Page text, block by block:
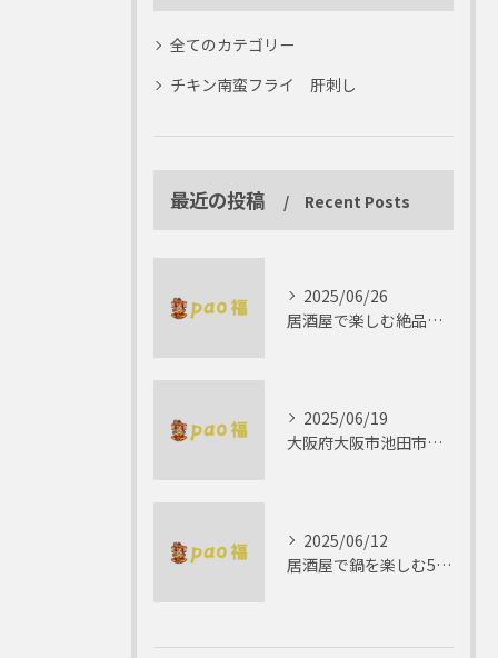
全てのカテゴリー
チキン南蛮フライ 肝刺し
最近の投稿 Recent Posts
2025/06/26
居酒屋で楽しむ絶品テリーヌの世界
2025/06/19
大阪府大阪市池田市で楽しむしゃぶしゃぶの魅力とは？
2025/06/12
居酒屋で鍋を楽しむ5つの理由 ゆったりとした時間を